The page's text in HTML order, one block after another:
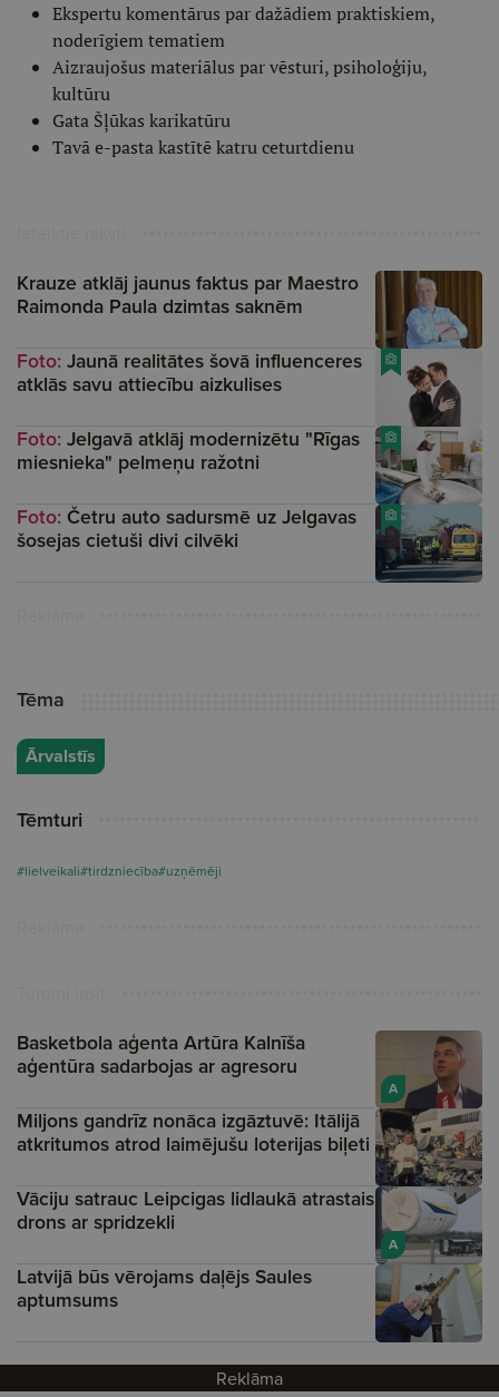
Ekspertu komentārus par dažādiem praktiskiem,
noderīgiem tematiem
Aizraujošus materiālus par vēsturi, psiholoģiju,
kultūru
Gata Šļūkas karikatūru
Tavā e-pasta kastītē katru ceturtdienu
Krauze atklāj jaunus faktus par Maestro
Raimonda Paula dzimtas saknēm
Foto: Jaunā realitātes šovā influenceres
atklās savu attiecību aizkulises
Foto: Jelgavā atklāj modernizētu "Rīgas
miesnieka" pelmeņu ražotni
Foto: Četru auto sadursmē uz Jelgavas
šosejas cietuši divi cilvēki
Tēma
Ārvalstīs
Tēmturi
#lielveikali#tirdzniecība#uzņēmēji
A
Basketbola aģenta Artūra Kalnīša
aģentūra sadarbojas ar agresoru
Miljons gandrīz nonāca izgāztuvē: Itālijā
atkritumos atrod laimējušu loterijas biļeti
A
Vāciju satrauc Leipcigas lidlaukā atrastais
drons ar spridzekli
Latvijā būs vērojams daļējs Saules
aptumsums
Reklāma